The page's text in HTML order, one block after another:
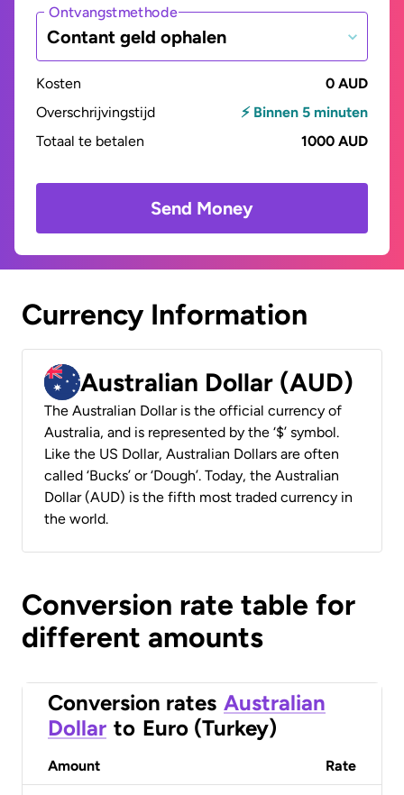
Ontvangstmethode
Contant geld ophalen
Kosten
0 AUD
Overschrijvingstijd
⚡ Binnen 5 minuten
Totaal te betalen
1000 AUD
Send Money
Currency Information
Australian Dollar (AUD)
The Australian Dollar is the official currency of
Australia, and is represented by the ‘$’ symbol.
Like the US Dollar, Australian Dollars are often
called ‘Bucks’ or ‘Dough’. Today, the Australian
Dollar (AUD) is the fifth most traded currency in
the world.
Conversion rate table for
different amounts
Conversion rates Australian
Dollar to Euro (Turkey)
Amount Rate